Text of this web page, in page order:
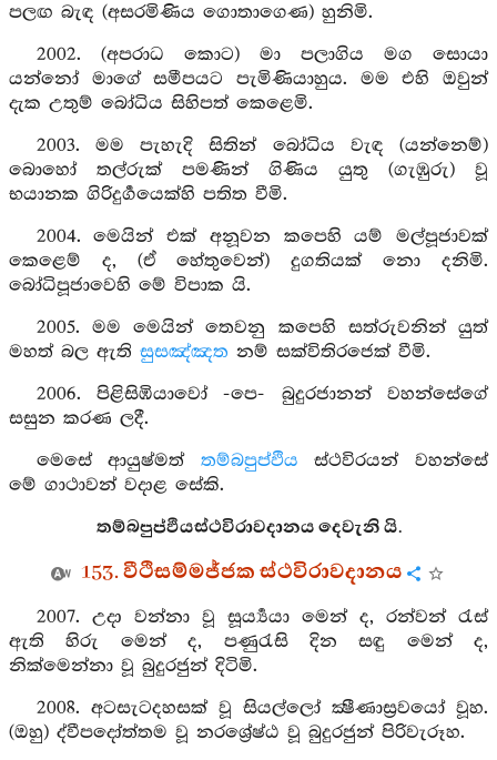
පලඟ බැඳ (අසරමිණිය ගොතාගෙණ) හුනිමි.
2002. (අපරාධ කොට) මා පලාගිය මග සොයා
යන්නෝ මාගේ සමීපයට පැමිණියාහුය. මම එහි ඔවුන්
දැක උතුම් බෝධිය සිහිපත් කෙළෙමි.
2003. මම පැහැදි සිතින් බෝධිය වැඳ (යන්නෙම්)
බොහෝ තල්රුක් පමණින් ගිණිය යුතු (ගැඹුරු) වූ
භයානක ගිරිදුර්‍ගයෙක්හි පතිත වීමි.
2004. මෙයින් එක් අනූවන කපෙහි යම් මල්පූජාවක්
කෙළෙම් ද, (ඒ හේතුවෙන්) දුගතියක් නො දනිමි.
බෝධිපූජාවෙහි මේ විපාක යි.
2005. මම මෙයින් තෙවනු කපෙහි සත්රුවනින් යුත්
මහත් බල ඇති සුසඤ්ඤත නම් සක්විතිරජෙක් වීමි.
2006. පිළිසිඹියාවෝ -පෙ- බුදුරජානන් වහන්සේගේ
සසුන කරණ ලදී.
මෙසේ ආයුෂ්මත් තම්බපුප්ඵිය ස්ථවිරයන් වහන්සේ
මේ ගාථාවන් වදාළ සේකි.
තම්බපුප්ඵියස්ථවිරාවදානය දෙවැනි යි.
153. වීථිසම්මජ්ජක ස්ථවිරාවදානය
2007. උදා වන්නා වූ සූර්‍ය්‍යයා මෙන් ද, රන්වන් රැස්
ඇති හිරු මෙන් ද, පණුරැසි දින සඳු මෙන් ද,
නික්මෙන්නා වූ බුදුරජුන් දිටිමි.
2008. අටසැටදහසක් වූ සියල්ලෝ ක්‍ෂීණාස්‍රවයෝ වූහ.
(ඔහු) ද්වීපදෝත්තම වූ නරශ්‍රේෂ්ඨ වූ බුදුරජුන් පිරිවැරූහ.